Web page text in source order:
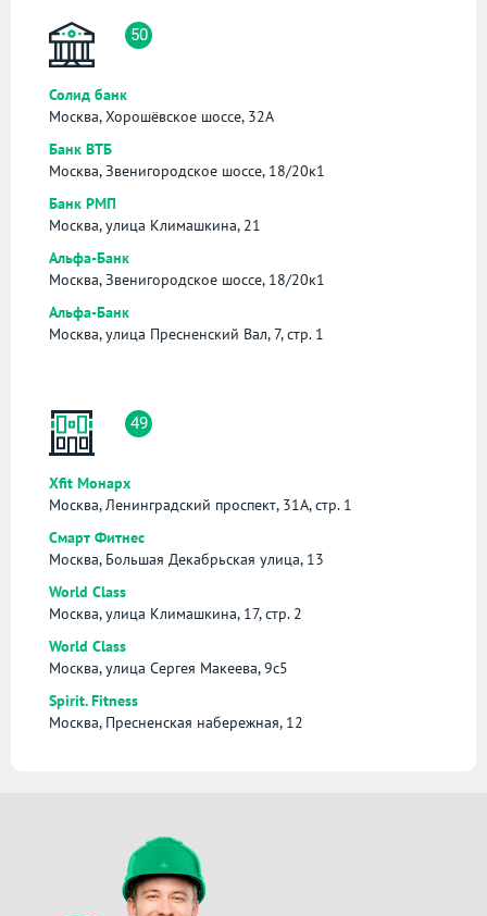
50
Солид банк
Москва, Хорошёвское шоссе, 32А
Банк ВТБ
Москва, Звенигородское шоссе, 18/20к1
Банк РМП
Москва, улица Климашкина, 21
Альфа-Банк
Москва, Звенигородское шоссе, 18/20к1
Альфа-Банк
Москва, улица Пресненский Вал, 7, стр. 1
49
Xfit Монарх
Москва, Ленинградский проспект, 31А, стр. 1
Смарт Фитнес
Москва, Большая Декабрьская улица, 13
World Class
Москва, улица Климашкина, 17, стр. 2
World Class
Москва, улица Сергея Макеева, 9с5
Spirit. Fitness
Москва, Пресненская набережная, 12